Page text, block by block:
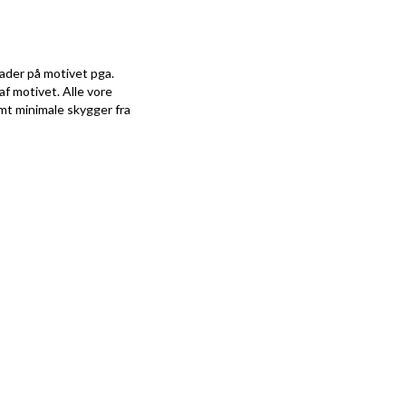
på motivet pga.
motivet. Alle vore
minimale skygger fra